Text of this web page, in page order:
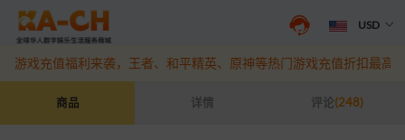
飞飞：重逢 钻石/礼包充值
USD
抖音盛夏宠粉季来袭！抖钻充值最高6%优惠，热门规格更划算点此查
游戏充值福利来袭，王者、和平精英、原神等热门游戏充值折扣最高
商品 详情 评论(248)